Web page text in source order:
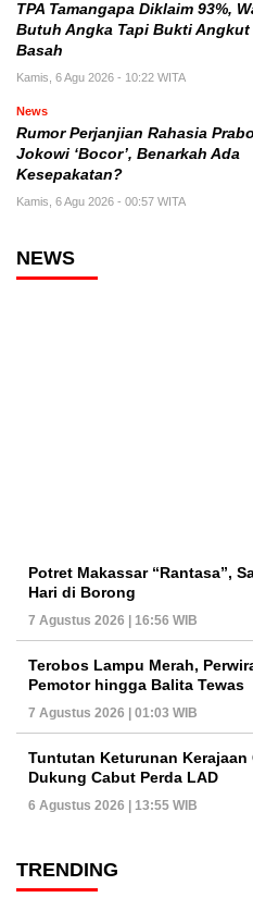
TPA Tamangapa Diklaim 93%,
Butuh Angka Tapi Bukti Angkut
Basah
Kamis, 6 Agu 2026 - 10:22 WITA
News
Rumor Perjanjian Rahasia
Jokowi ‘Bocor’, Benarkah Ada
Kesepakatan?
Kamis, 6 Agu 2026 - 00:57 WITA
NEWS
Potret Makassar “Rantasa”,
Hari di Borong
7 Agustus 2026 | 16:56 WIB
Terobos Lampu Merah,
Pemotor hingga Balita Tewas
7 Agustus 2026 | 01:03 WIB
Tuntutan Keturunan Kerajaan
Dukung Cabut Perda LAD
6 Agustus 2026 | 13:55 WIB
TRENDING